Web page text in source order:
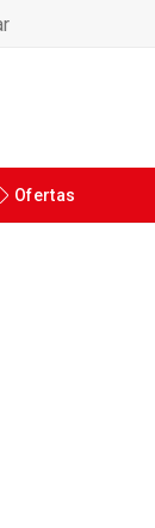
Ofertas